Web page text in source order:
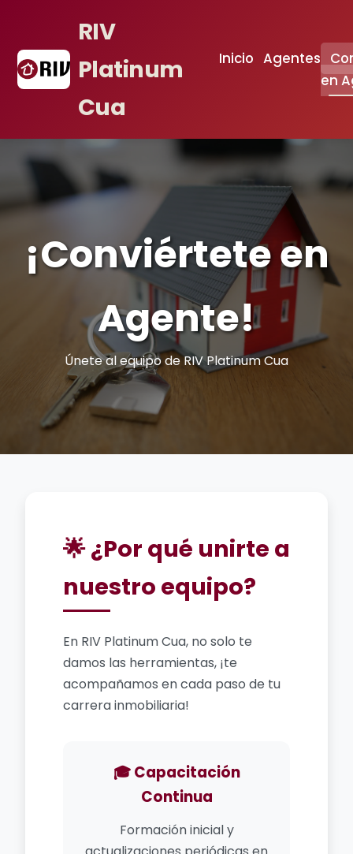
RIV
Platinum
Cua
Inicio Agentes
en
¡Conviértete en
Agente!
Únete al equipo de RIV Platinum Cua
🌟 ¿Por qué unirte a
nuestro equipo?
En RIV Platinum Cua, no solo te
damos las herramientas, ¡te
acompañamos en cada paso de tu
carrera inmobiliaria!
🎓 Capacitación
Continua
Formación inicial y